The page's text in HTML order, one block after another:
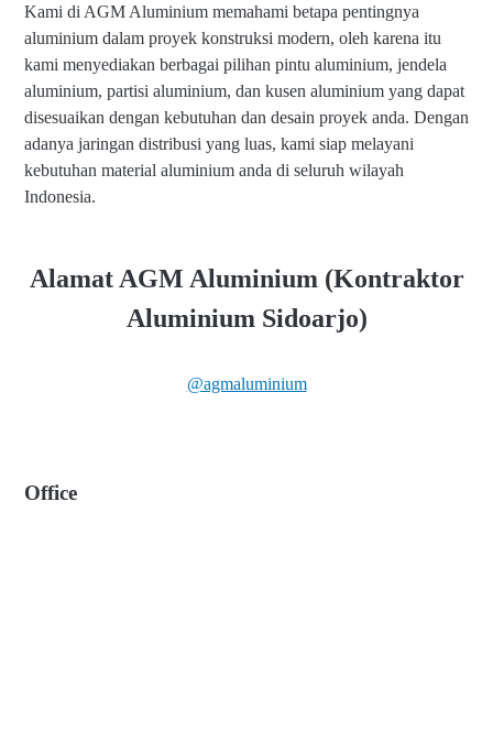
Kami di AGM Aluminium memahami betapa pentingnya
aluminium dalam proyek konstruksi modern, oleh karena itu
kami menyediakan berbagai pilihan pintu aluminium, jendela
aluminium, partisi aluminium, dan kusen aluminium yang dapat
disesuaikan dengan kebutuhan dan desain proyek anda. Dengan
adanya jaringan distribusi yang luas, kami siap melayani
kebutuhan material aluminium anda di seluruh wilayah
Indonesia.
Alamat AGM Aluminium (Kontraktor
Aluminium Sidoarjo)
@agmaluminium
Office